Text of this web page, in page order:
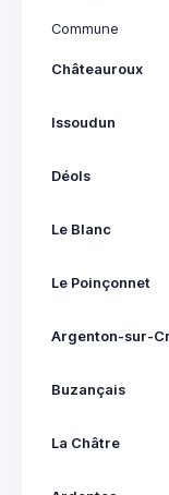
Commune
Châteauroux
Issoudun
Déols
Le Blanc
Le Poinçonnet
Argenton-sur-
Buzançais
La Châtre